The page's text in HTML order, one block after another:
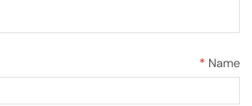
Name
*